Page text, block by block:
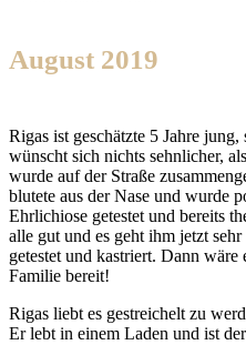
August 2019
Rigas ist geschätzte 5 Jahre jung,
wünscht sich nichts sehnlicher,
wurde auf der Straße
blutete aus der Nase und wurde
Ehrlichiose getestet und bereits
alle gut und es geht ihm jetzt
getestet und kastriert. Dann
Familie bereit!
Rigas liebt es gestreichelt zu
Er lebt in einem Laden und ist